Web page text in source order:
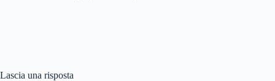
Lascia una risposta